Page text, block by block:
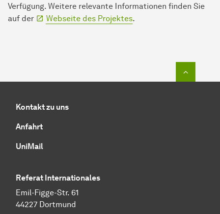
Verfügung. Weitere relevante Informationen finden Sie
auf der
Webseite des Projektes.
Kontakt zu uns
Anfahrt
UniMail
Referat Internationales
Emil-Figge-Str. 61
44227 Dortmund